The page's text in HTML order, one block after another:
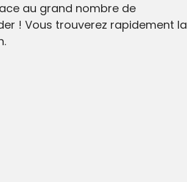
au grand nombre de
! Vous trouverez rapidement la